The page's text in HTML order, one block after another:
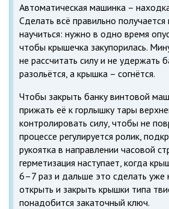
Автоматическая машинка –
Сделать всё правильно получается
научиться: нужно в одно время
чтобы крышечка закупорилась.
не рассчитать силу и не удержать
разольётся, а крышка – согнётся.
Чтобы закрыть банку винтовой
прижать её к горлышку тары
контролировать силу, чтобы не
процессе регулируется ролик,
рукоятка в направлении часовой
герметизация наступает, когда
6–7 раз и дальше это сделать
открыть и закрыть крышки типа
понадобится закаточный ключ.